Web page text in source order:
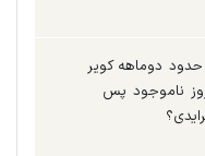
دوماهه کویر
ناموجود پس